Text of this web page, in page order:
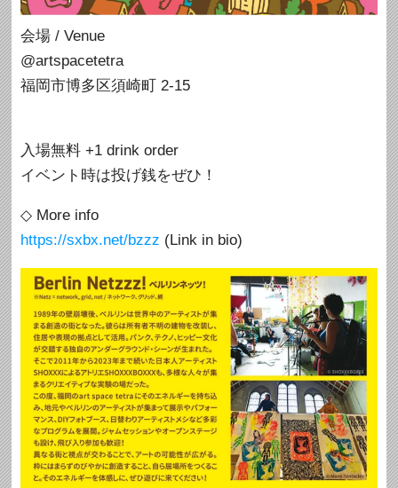
会場 / Venue
@artspacetetra
福岡市博多区須崎町 2-15
入場無料 +1 drink order
イベント時は投げ銭をぜひ！
◇ More info
https://sxbx.net/bzzz (Link in bio)